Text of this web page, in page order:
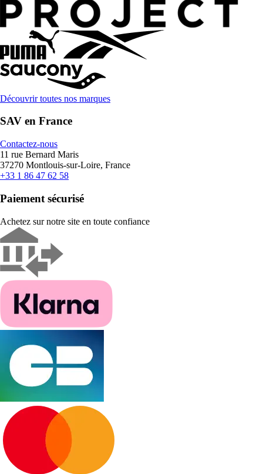
Découvrir toutes nos marques
SAV en France
Contactez-nous
11 rue Bernard Maris
37270 Montlouis-sur-Loire, France
+33 1 86 47 62 58
Paiement sécurisé
Achetez sur notre site en toute confiance